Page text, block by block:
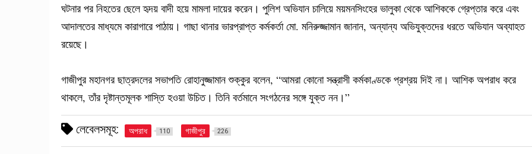
ঘটনার পর নিহতের ছেলে হৃদয় বাদী হয়ে মামলা দায়ের করেন। পুলিশ অভিযান চালিয়ে ময়মনসিংহের ভালুকা থেকে আশিককে গ্রেপ্তার করে এবং
আদালতের মাধ্যমে কারাগারে পাঠায়। গাছা থানার ভারপ্রাপ্ত কর্মকর্তা মো. মনিরুজ্জামান জানান, অন্যান্য অভিযুক্তদের ধরতে অভিযান অব্যাহত
রয়েছে।
গাজীপুর মহানগর ছাত্রদলের সভাপতি রোহানুজ্জামান শুক্কুর বলেন, “আমরা কোনো সন্ত্রাসী কর্মকাণ্ডকে প্রশ্রয় দিই না। আশিক অপরাধ করে
থাকলে, তাঁর দৃষ্টান্তমূলক শাস্তি হওয়া উচিত। তিনি বর্তমানে সংগঠনের সঙ্গে যুক্ত নন।”
লেবেলসমূহ: অপরাধ 110 গাজীপুর 226